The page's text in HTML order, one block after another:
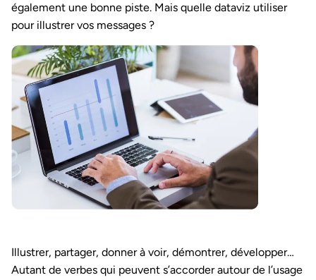
également une bonne piste. Mais quelle dataviz utiliser
pour illustrer vos messages ?
Illustrer, partager, donner à voir, démontrer, développer…
Autant de verbes qui peuvent s’accorder autour de l’usage